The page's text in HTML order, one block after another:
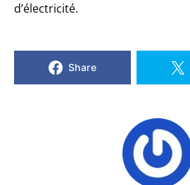
d’électricité.
Share